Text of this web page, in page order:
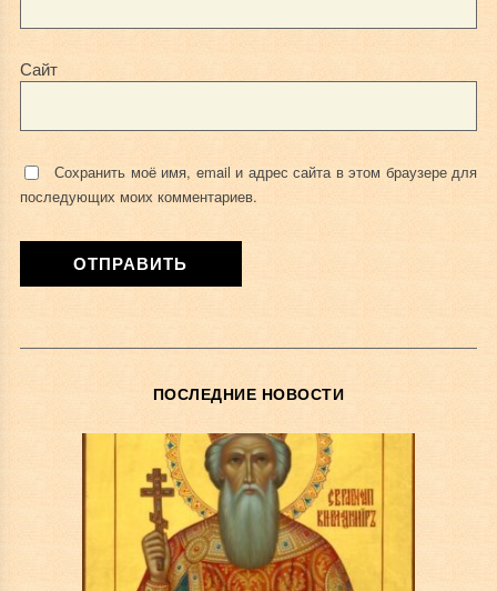
Сайт
Сохранить моё имя, email и адрес сайта в этом браузере для
последующих моих комментариев.
ПОСЛЕДНИЕ НОВОСТИ